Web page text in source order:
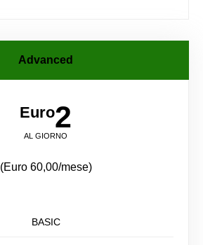
Advanced
Euro2
AL GIORNO
(Euro 60,00/mese)
BASIC